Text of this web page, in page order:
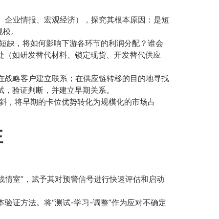
企业情报、宏观经济），探究其根本原因：是短
。
缺，将如何影响下游各环节的利润分配？谁会
如研发替代材料、锁定现货、开发替代供应
战略客户建立联系；在供应链转移的目的地寻找
验证判断，并建立早期关系。
，将早期的卡位优势转化为规模化的市场占
室”，赋予其对预警信号进行快速评估和启动
证方法。将“测试-学习-调整”作为应对不确定